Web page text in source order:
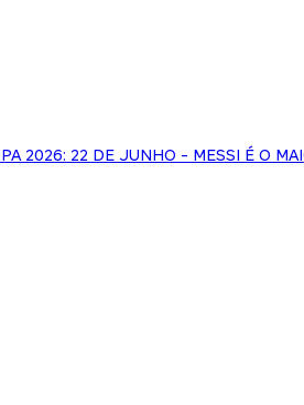
2026: 22 DE JUNHO - MESSI É O